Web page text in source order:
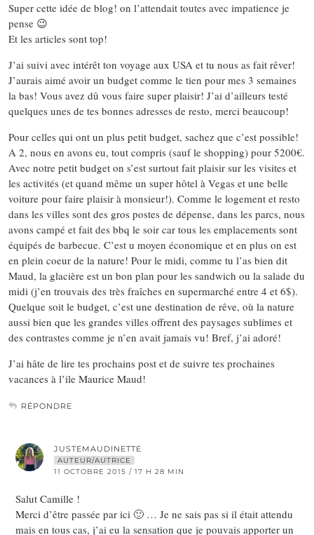
Super cette idée de blog! on l’attendait toutes avec impatience je
pense 😉
Et les articles sont top!
J’ai suivi avec intérêt ton voyage aux USA et tu nous as fait rêver!
J’aurais aimé avoir un budget comme le tien pour mes 3 semaines
la bas! Vous avez dû vous faire super plaisir! J’ai d’ailleurs testé
quelques unes de tes bonnes adresses de resto, merci beaucoup!
Pour celles qui ont un plus petit budget, sachez que c’est possible!
A 2, nous en avons eu, tout compris (sauf le shopping) pour 5200€.
Avec notre petit budget on s’est surtout fait plaisir sur les visites et
les activités (et quand même un super hôtel à Vegas et une belle
voiture pour faire plaisir à monsieur!). Comme le logement et resto
dans les villes sont des gros postes de dépense, dans les parcs, nous
avons campé et fait des bbq le soir car tous les emplacements sont
équipés de barbecue. C’est u moyen économique et en plus on est
en plein coeur de la nature! Pour le midi, comme tu l’as bien dit
Maud, la glacière est un bon plan pour les sandwich ou la salade du
midi (j’en trouvais des très fraîches en supermarché entre 4 et 6$).
Quelque soit le budget, c’est une destination de rêve, où la nature
aussi bien que les grandes villes offrent des paysages sublimes et
des contrastes comme je n’en avait jamais vu! Bref, j’ai adoré!
J’ai hâte de lire tes prochains post et de suivre tes prochaines
vacances à l’ile Maurice Maud!
RÉPONDRE
JUSTEMAUDINETTE
AUTEUR/AUTRICE
11 OCTOBRE 2015 / 17 H 28 MIN
Salut Camille !
Merci d’être passée par ici 🙂 … Je ne sais pas si il était attendu
mais en tous cas, j’ai eu la sensation que je pouvais apporter un